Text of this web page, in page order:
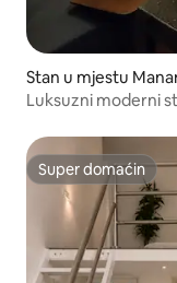
Stan u mjestu
Luksuzni moderni
Super domaćin
Super domaćin